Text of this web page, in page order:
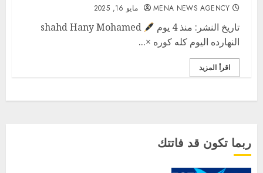
MENA NEWS AGENCY مايو 16, 2025
تاريخ النشر: منذ 4 يوم
shahd Hany Mohamed
النهارده اليوم كله كوره ×...
اقرأ المزيد
ربما تكون قد فاتتك